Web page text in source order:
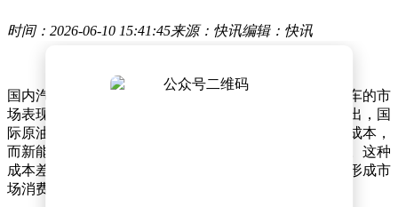
时间：2026-06-10 15:41:45来源：快讯编辑：快讯
国内汽车市场正经历着结构性转变，燃油车与新能源汽车的市
场表现呈现明显分化态势。中汽协会副秘书长陈士华指出，国
际原油价格持续高位运行直接推高了传统燃油车的使用成本，
而新能源汽车凭借低能耗特性，其经济性优势愈发凸显。这种
成本差异促使消费者购车偏好加速向新能源领域倾斜，形成市
场消费的新增长点。